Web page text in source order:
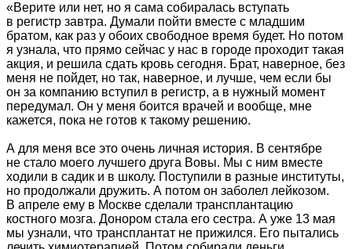
«Верите или нет, но я сама собиралась вступать
в регистр завтра. Думали пойти вместе с младшим
братом, как раз у обоих свободное время будет. Но потом
я узнала, что прямо сейчас у нас в городе проходит такая
акция, и решила сдать кровь сегодня. Брат, наверное, без
меня не пойдет, но так, наверное, и лучше, чем если бы
он за компанию вступил в регистр, а в нужный момент
передумал. Он у меня боится врачей и вообще, мне
кажется, пока не готов к такому решению.
А для меня все это очень личная история. В сентябре
не стало моего лучшего друга Вовы. Мы с ним вместе
ходили в садик и в школу. Поступили в разные институты,
но продолжали дружить. А потом он заболел лейкозом.
В апреле ему в Москве сделали трансплантацию
костного мозга. Донором стала его сестра. А уже 13 мая
мы узнали, что трансплантат не прижился. Его пытались